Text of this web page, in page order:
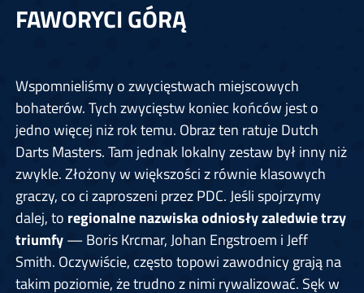
FAWORYCI GÓRĄ
Wspomnieliśmy o zwycięstwach miejscowych
bohaterów. Tych zwycięstw koniec końców jest o
jedno więcej niż rok temu. Obraz ten ratuje Dutch
Darts Masters. Tam jednak lokalny zestaw był inny niż
zwykle. Złożony w większości z równie klasowych
graczy, co ci zaproszeni przez PDC. Jeśli spojrzymy
dalej, to regionalne nazwiska odniosły zaledwie trzy
triumfy— Boris Krcmar, Johan Engstroem i Jeff
Smith. Oczywiście, często topowi zawodnicy grają na
takim poziomie, że trudno z nimi rywalizować. Sęk w